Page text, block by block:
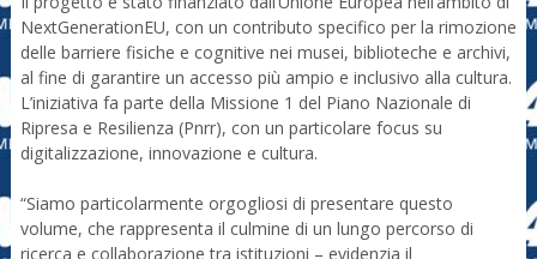
NextGenerationEU, con un contributo specifico per la rimozione
delle barriere fisiche e cognitive nei musei, biblioteche e archivi,
al fine di garantire un accesso più ampio e inclusivo alla cultura.
L’iniziativa fa parte della Missione 1 del Piano Nazionale di
Ripresa e Resilienza (Pnrr), con un particolare focus su
digitalizzazione, innovazione e cultura.
“Siamo particolarmente orgogliosi di presentare questo
volume, che rappresenta il culmine di un lungo percorso di
ricerca e collaborazione tra istituzioni – evidenzia il